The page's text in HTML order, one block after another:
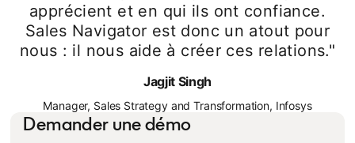
apprécient et en qui ils ont confiance.
Sales Navigator est donc un atout pour
nous : il nous aide à créer ces relations."
Jagjit Singh
Manager, Sales Strategy and Transformation, Infosys
Demander une démo